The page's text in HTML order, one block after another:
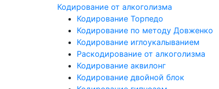
Кодирование от алкоголизма
Кодирование Торпедо
Кодирование по методу Довженко
Кодирование иглоукалыванием
Раскодирование от алкоголизма
Кодирование аквилонг
Кодирование двойной блок